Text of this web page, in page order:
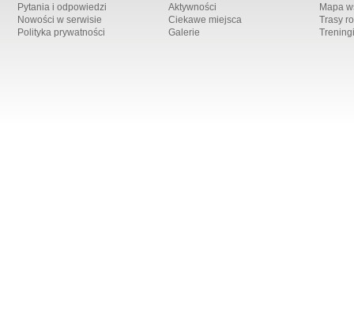
Pytania i odpowiedzi
Nowości w serwisie
Polityka prywatności
Aktywności
Ciekawe miejsca
Galerie
Mapa
Trasy